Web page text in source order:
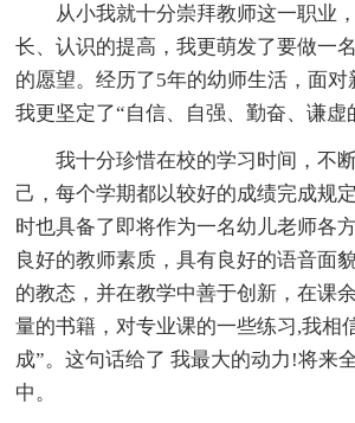
从小我就十分崇拜教师这一职业
长、认识的提高，我更萌发了要做一
的愿望。经历了5年的幼师生活，面对
我更坚定了“自信、自强、勤奋、谦虚
我十分珍惜在校的学习时间，不
己，每个学期都以较好的成绩完成规
时也具备了即将作为一名幼儿老师各
良好的教师素质，具有良好的语音面
的教态，并在教学中善于创新，在课
量的书籍，对专业课的一些练习,我相
成”。这句话给了 我最大的动力!将来
中。